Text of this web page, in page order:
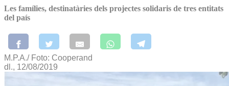
Les famílies, destinatàries dels projectes solidaris de tres entitats
del país
M.P.A./ Foto: Cooperand
dl., 12/08/2019